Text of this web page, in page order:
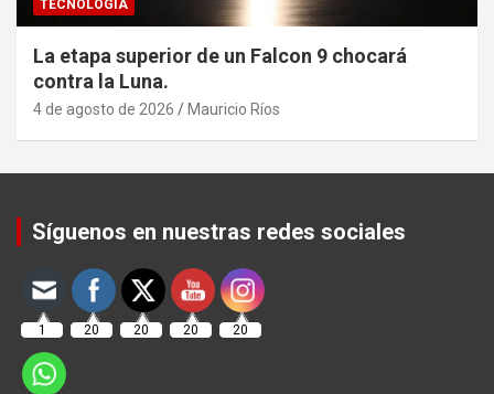
TECNOLOGÍA
La etapa superior de un Falcon 9 chocará
contra la Luna.
4 de agosto de 2026 Mauricio Ríos
Síguenos en nuestras redes sociales
1 20 20 20 20